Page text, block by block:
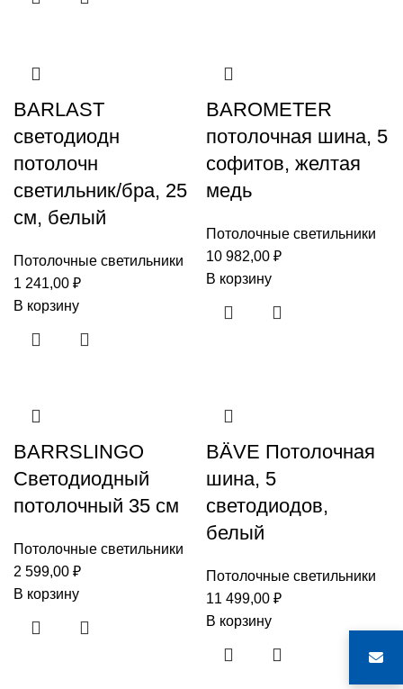
BARLAST
светодиодн
потолочн
светильник/бра, 25
см, белый
Потолочные светильники
1 241,00 ₽
В корзину
BAROMETER
потолочная шина, 5
софитов, желтая
медь
Потолочные светильники
10 982,00 ₽
В корзину
BARRSLINGO
Светодиодный
потолочный 35 см
Потолочные светильники
2 599,00 ₽
В корзину
BÄVE Потолочная
шина, 5
светодиодов,
белый
Потолочные светильники
11 499,00 ₽
В корзину